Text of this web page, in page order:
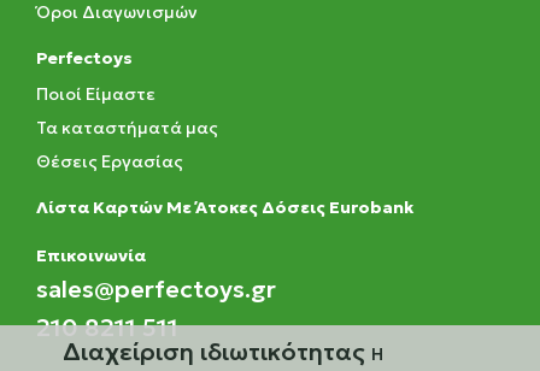
Όροι Διαγωνισμών
Perfectoys
Ποιοί Είμαστε
Τα καταστήματά μας
Θέσεις Εργασίας
Λίστα Καρτών Με Άτοκες Δόσεις Eurobank
Eπικοινωνία
sales@perfectoys.gr
210 8211 511
Διαχείριση ιδιωτικότητας Η